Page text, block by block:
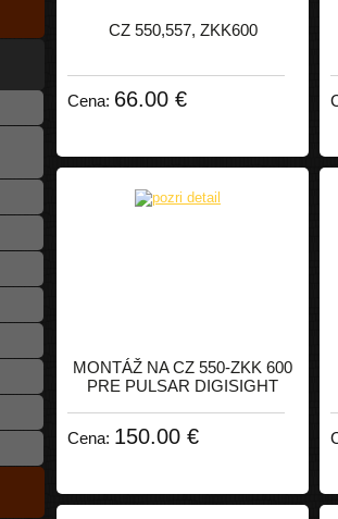
CZ 550,557, ZKK600
Cena: 66.00 €
MONTÁŽ NA CZ 550-ZKK 600
PRE PULSAR DIGISIGHT
Cena: 150.00 €